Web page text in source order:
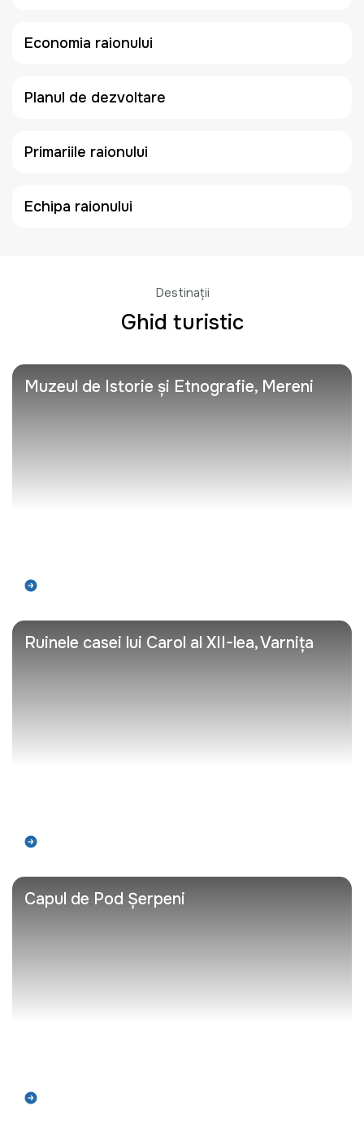
Economia raionului
Planul de dezvoltare
Primariile raionului
Echipa raionului
Destinații
Ghid turistic
Muzeul de Istorie și Etnografie, Mereni
Ruinele casei lui Carol al XII-lea, Varnița
Capul de Pod Șerpeni